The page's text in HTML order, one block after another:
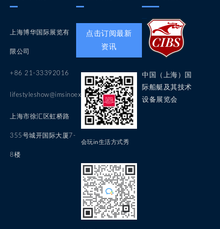
上海博华国际展览有
限公司
+86 21-33392016
lifestyleshow@imsinoexpo.com
上海市徐汇区虹桥路
355号城开国际大厦7-
8楼
点击订阅最新
资讯
会玩in生活方式秀
中国（上海）国
际船艇及其技术
设备展览会